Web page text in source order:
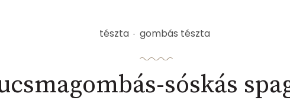
tészta gombás tészta
sóskás